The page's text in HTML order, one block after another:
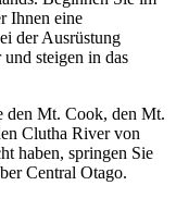
Ihnen eine
der Ausrüstung
steigen in das
den Mt. Cook, den Mt.
Clutha River von
haben, springen Sie
Central Otago.